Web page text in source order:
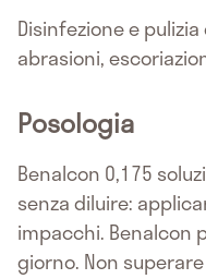
Disinfezione e
abrasioni,
Posologia
Benalcon 0,175
senza diluire:
impacchi. Benalcon
giorno. Non